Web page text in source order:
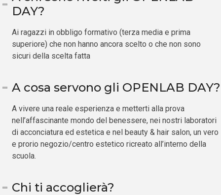
DAY?
Ai ragazzi in obbligo formativo (terza media e prima
superiore) che non hanno ancora scelto o che non sono
sicuri della scelta fatta
A cosa servono gli OPENLAB DAY?
A vivere una reale esperienza e metterti alla prova
nell’affascinante mondo del benessere, nei nostri laboratori
di acconciatura ed estetica e nel beauty & hair salon, un vero
e prorio negozio/centro estetico ricreato all’interno della
scuola.
Chi ti accoglierà?